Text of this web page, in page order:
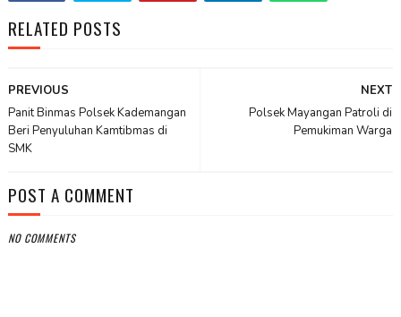
RELATED POSTS
NEXT
Polsek Mayangan Patroli di
Pemukiman Warga
PREVIOUS
Panit Binmas Polsek Kademangan
Beri Penyuluhan Kamtibmas di
SMK
POST A COMMENT
NO COMMENTS